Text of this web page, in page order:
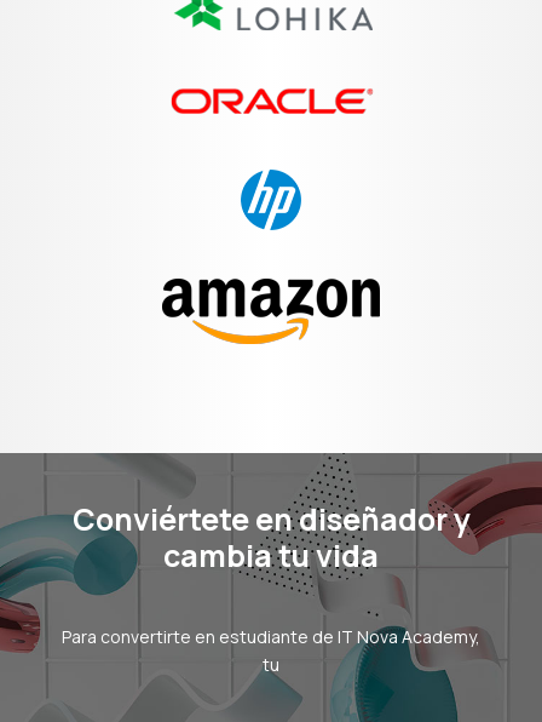
Conviértete en diseñador y
cambia tu vida
Para convertirte en estudiante de IT Nova Academy,
tu